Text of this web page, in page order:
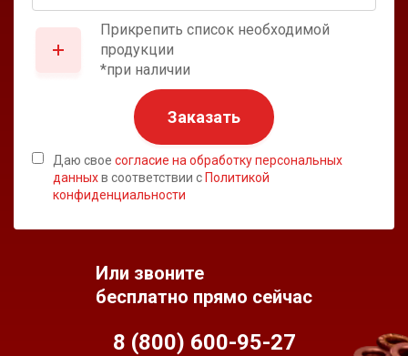
Прикрепить список необходимой
продукции
*при наличии
Заказать
Даю свое согласие на обработку персональных
данныхв соответствии с Политикой
конфиденциальности
Или звоните
бесплатно прямо сейчас
8 (800) 600-95-27